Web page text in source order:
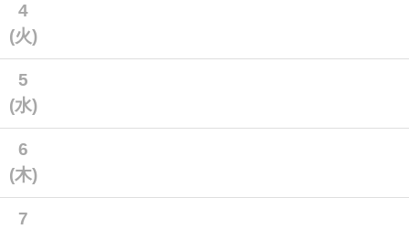
4
(火)
5
(水)
6
(木)
7